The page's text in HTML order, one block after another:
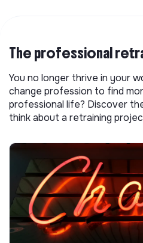
The professional
You no longer thrive in your
change profession to find
professional life? Discover
think about a retraining